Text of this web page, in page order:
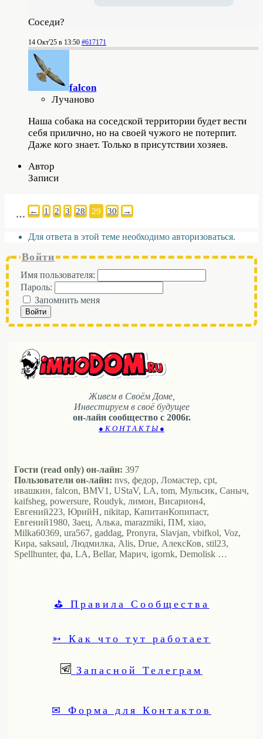
Соседи?
14 Окт'25 в 13:50 #617171
falcon
Лучаново
Наша собака на соседской территории будет вести
себя прилично, но на своей чужого не потерпит.
Даже кого знает. Только в присутствии хозяев.
Автор
Записи
← 1 2 3
… 28 29 30 →
Для ответа в этой теме необходимо авторизоваться.
Войти
Имя пользователя:
Пароль:
Запомнить меня
Войти
Живем в Своём Доме,
Инвестируем в своё будущее
он-лайн сообщество с 2006г.
● К О Н Т А К Т Ы ●
Гости (read only) он-лайн: 397
Пользователи он-лайн: nvs, федор, Ломастер, cpt,
ивашкин, falcon, BMV1, UStaV, LA, tom, Мульсик, Саныч,
kaifsheg, powersure, Roudyk, лимон, Висариoн4,
Евгений223, ЮрийН, nikitap, КапитанКопипаст,
Евгений1980, Заец, Алька, marazmiki, ПМ, xiao,
Milka60369, ura567, gaddag, Pronyra, Slavjan, vbifkol, Voz,
Кира, saksaul, Людмилка, Alis, Drue, АлексКов, stil23,
Spellhunter, фа, LA, Bellar, Марич, igornk, Demolisk …
⛳ Правила Сообщества
➳ Как что тут работает
Запасной Телеграм
✉ Форма для Контактов